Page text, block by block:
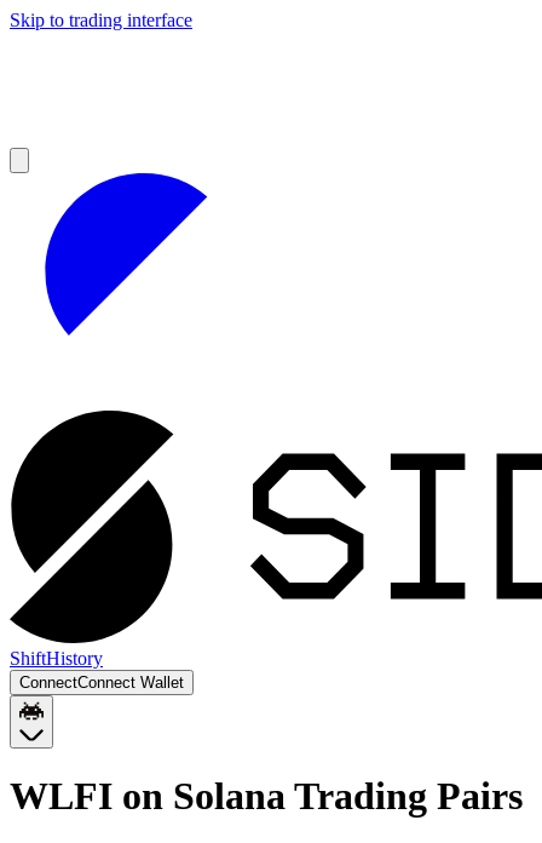
Skip to trading interface
ShiftHistory
ConnectConnect Wallet
WLFI on SolanaTrading Pairs